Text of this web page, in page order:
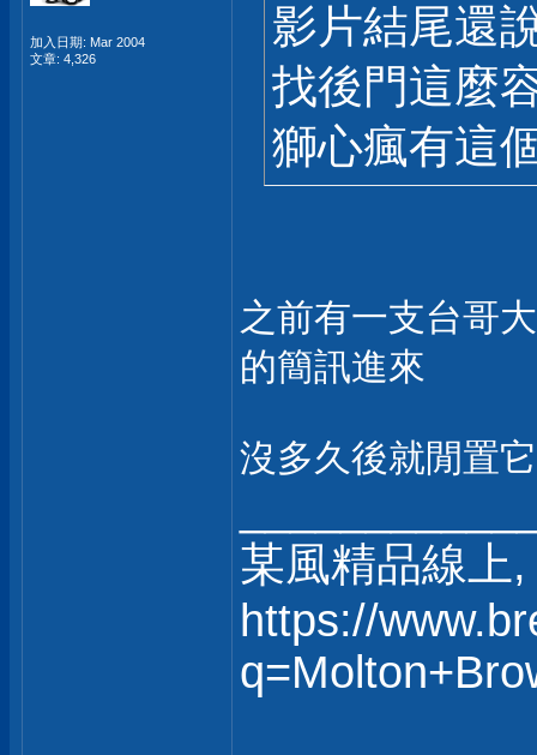
加入日期: Mar 2004
文章: 4,326
影片結尾還
找後門這麼
獅心瘋有這
之前有一支台哥
的簡訊進來
沒多久後就閒置
某風精品線上
https://